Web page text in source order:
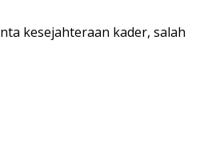
kesejahteraan kader, salah